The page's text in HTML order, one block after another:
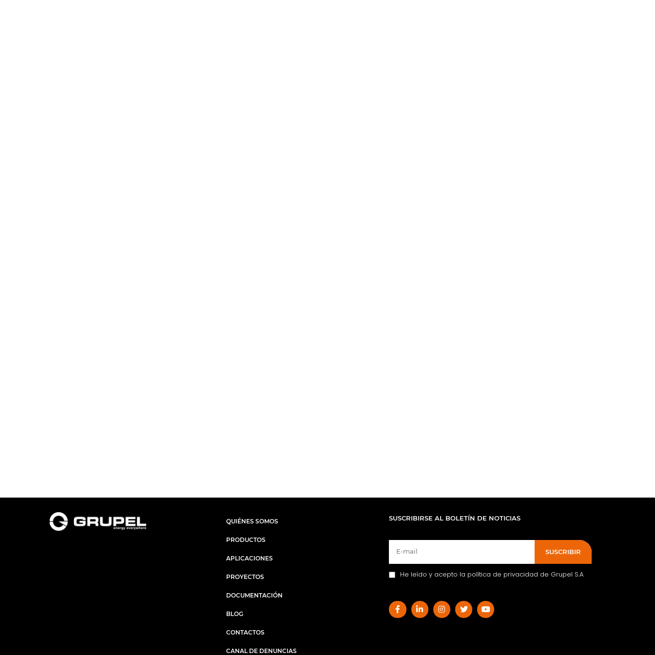
QUIÉNES SOMOS
PRODUCTOS
APLICACIONES
PROYECTOS
DOCUMENTACIÓN
BLOG
CONTACTOS
CANAL DE DENUNCIAS
SUSCRIBIRSE AL BOLETÍN DE NOTICIAS
SUSCRIBIR
He leído y acepto la política de privacidad de Grupel S.A